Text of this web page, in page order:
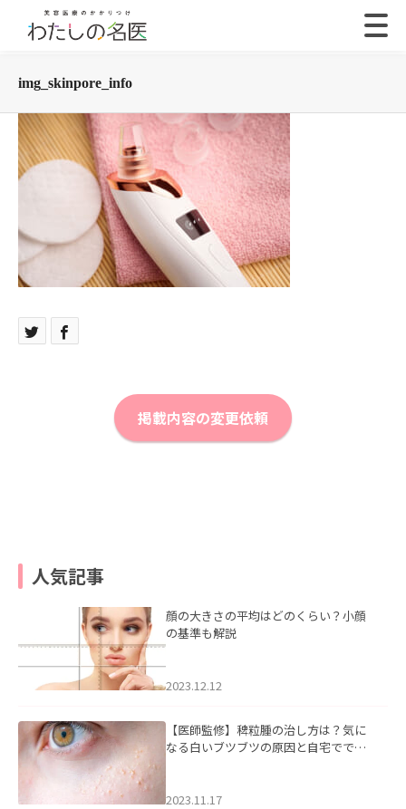
img_skinpore_info
掲載内容の変更依頼
人気記事
顔の大きさの平均はどのくらい？小顔
の基準も解説
2023.12.12
【医師監修】稗粒腫の治し方は？気に
なる白いブツブツの原因と自宅ででき
2023.11.17